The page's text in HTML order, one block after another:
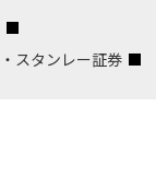
スタンレー証券